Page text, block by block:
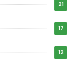
21
17
12